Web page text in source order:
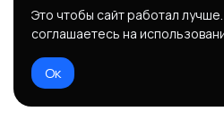
Это чтобы сайт работал
соглашаетесь на
Ок